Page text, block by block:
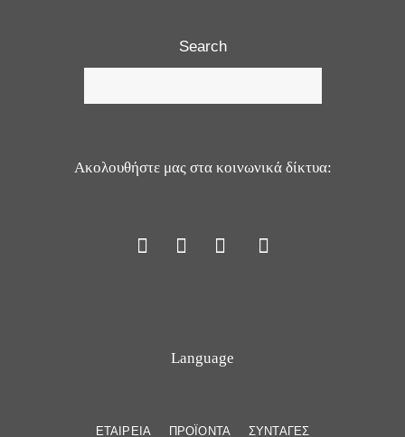
ΕΤΑΙΡΕΙΑ ΠΡΟΪΟΝΤΑ ΣΥΝΤΑΓΕΣ
Search
Ακολουθήστε μας στα κοινωνικά δίκτυα:
Language